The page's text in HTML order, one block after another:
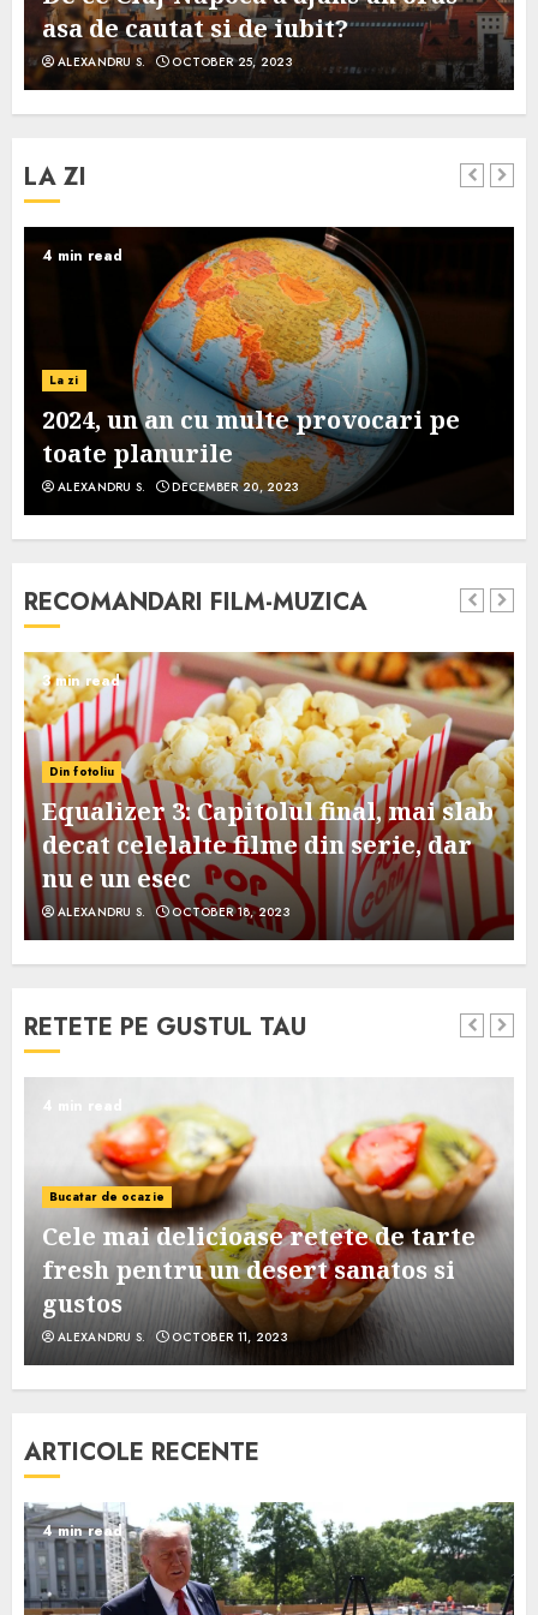
asa de cautat si de iubit?
ALEXANDRU S. OCTOBER 25, 2023
LA ZI
4 min read
La zi
2024, un an cu multe provocari pe
toate planurile
ALEXANDRU S. DECEMBER 20, 2023
RECOMANDARI FILM-MUZICA
3 min read
Din fotoliu
Equalizer 3: Capitolul final, mai slab
decat celelalte filme din serie, dar
nu e un esec
ALEXANDRU S. OCTOBER 18, 2023
RETETE PE GUSTUL TAU
4 min read
Bucatar de ocazie
Cele mai delicioase retete de tarte
fresh pentru un desert sanatos si
gustos
ALEXANDRU S. OCTOBER 11, 2023
ARTICOLE RECENTE
4 min read